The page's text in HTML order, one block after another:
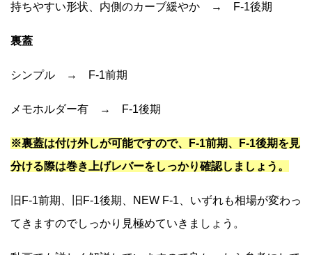
持ちやすい形状、内側のカーブ緩やか → F-1後期
裏蓋
シンプル → F-1前期
メモホルダー有 → F-1後期
※裏蓋は付け外しが可能ですので、F-1前期、F-1後期を見
分ける際は巻き上げレバーをしっかり確認しましょう。
旧F-1前期、旧F-1後期、NEW F-1、いずれも相場が変わっ
てきますのでしっかり見極めていきましょう。